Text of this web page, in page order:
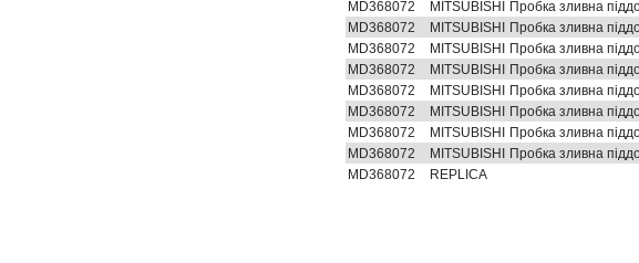
MD368072
MITSUBISHI Пробка зливна
MD368072
MITSUBISHI Пробка зливна
MD368072
MITSUBISHI Пробка зливна
MD368072
MITSUBISHI Пробка зливна
MD368072
MITSUBISHI Пробка зливна
MD368072
MITSUBISHI Пробка зливна
MD368072
MITSUBISHI Пробка зливна
MD368072
MITSUBISHI Пробка зливна
MD368072
REPLICA